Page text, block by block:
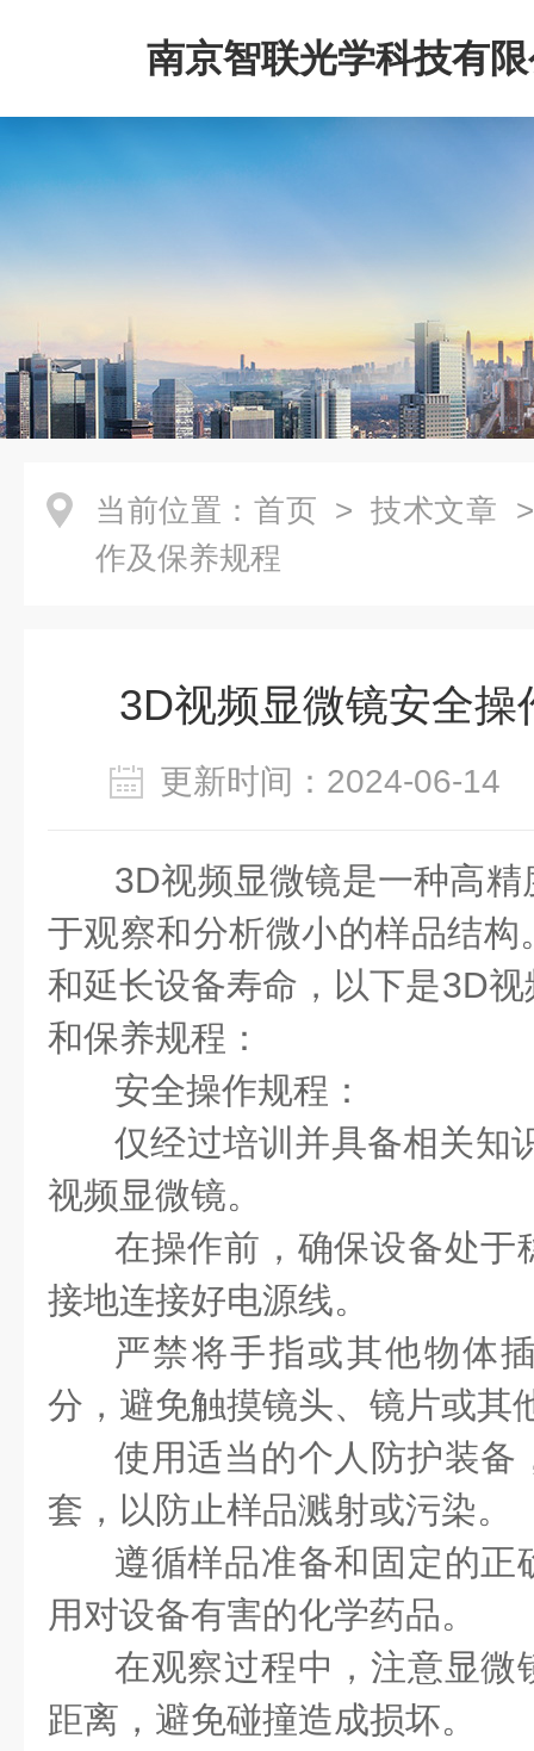
南京智联光学科技有
当前位置： 首页 > 技术文章
作及保养规程
3D视频显微镜安全操
更新时间：2024-06-
3D视频显微镜是一种高
于观察和分析微小的样品结
和延长设备寿命，以下是3D
和保养规程：
安全操作规程：
仅经过培训并具备相关知
视频显微镜。
在操作前，确保设备处于
接地连接好电源线。
严禁将手指或其他物体
分，避免触摸镜头、镜片或
使用适当的个人防护装备
套，以防止样品溅射或污染。
遵循样品准备和固定的正
用对设备有害的化学药品。
在观察过程中，注意显微
距离，避免碰撞造成损坏。